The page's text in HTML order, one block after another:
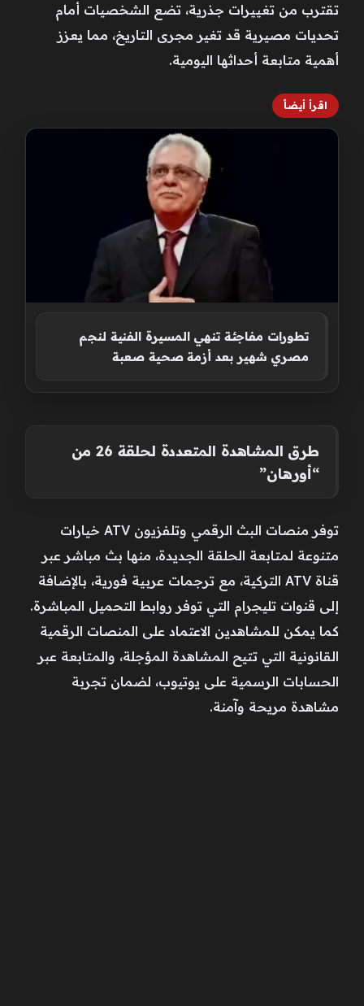
تقترب من تغييرات جذرية، تضع الشخصيات أمام
تحديات مصيرية قد تغير مجرى التاريخ، مما يعزز
أهمية متابعة أحداثها اليومية.
اقرأ أيضاً
تطورات مفاجئة تنهي المسيرة الفنية لنجم
مصري شهير بعد أزمة صحية صعبة
طرق المشاهدة المتعددة لحلقة 26 من
“أورهان”
توفر منصات البث الرقمي وتلفزيون ATV خيارات
متنوعة لمتابعة الحلقة الجديدة، منها بث مباشر عبر
قناة ATV التركية، مع ترجمات عربية فورية، بالإضافة
إلى قنوات تليجرام التي توفر روابط التحميل المباشرة.
كما يمكن للمشاهدين الاعتماد على المنصات الرقمية
القانونية التي تتيح المشاهدة المؤجلة، والمتابعة عبر
الحسابات الرسمية على يوتيوب، لضمان تجربة
مشاهدة مريحة وآمنة.